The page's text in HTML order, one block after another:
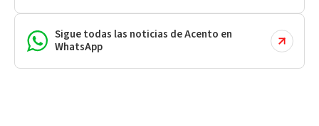
Sigue todas las noticias de Acento en
WhatsApp